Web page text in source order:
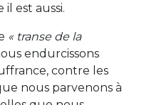
il est aussi.
« transe de la
endurcissons
contre les
nous parvenons à